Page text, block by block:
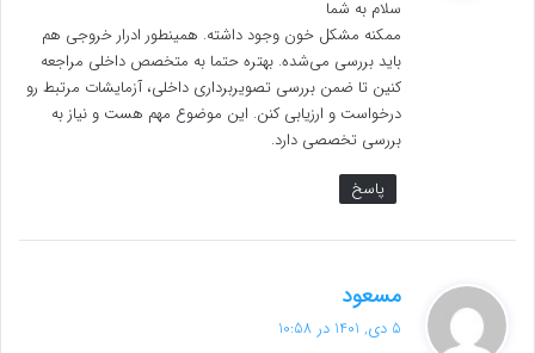
:
سلام به شما
ممکنه مشکل خون وجود داشته. همینطور ادرار خروجی هم
باید بررسی می‌شده. بهتره حتما به متخصص داخلی مراجعه
کنین تا ضمن بررسی تصویربرداری داخلی، آزمایشات مرتبط رو
درخواست و ارزیابی کنن. این موضوع مهم هست و نیاز به
بررسی تخصصی دارد.
پاسخ
مسعود
ف
5 دی, 1401 در 10:58